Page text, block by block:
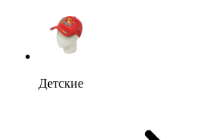
Детские